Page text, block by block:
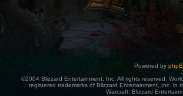
Powered by
©2004 Blizzard Entertainment, Inc. All rights reserved.
registered trademarks of Blizzard Entertainment, Inc. in
Warcraft, Blizzard